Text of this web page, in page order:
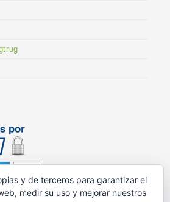
y de terceros para garantizar el
medir su uso y mejorar nuestros